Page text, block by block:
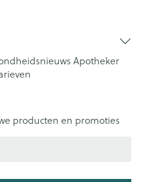
Apotheker
producten en promoties